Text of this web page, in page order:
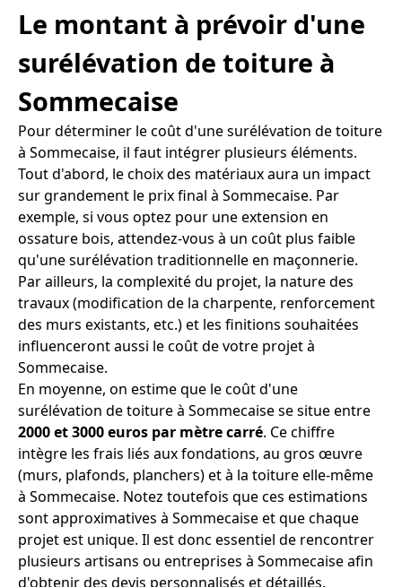
Le montant à prévoir d'une
surélévation de toiture à
Sommecaise
Pour déterminer le coût d'une surélévation de toiture
à Sommecaise, il faut intégrer plusieurs éléments.
Tout d'abord, le choix des matériaux aura un impact
sur grandement le prix final à Sommecaise. Par
exemple, si vous optez pour une extension en
ossature bois, attendez-vous à un coût plus faible
qu'une surélévation traditionnelle en maçonnerie.
Par ailleurs, la complexité du projet, la nature des
travaux (modification de la charpente, renforcement
des murs existants, etc.) et les finitions souhaitées
influenceront aussi le coût de votre projet à
Sommecaise.
En moyenne, on estime que le coût d'une
surélévation de toiture à Sommecaise se situe entre
2000 et 3000 euros par mètre carré. Ce chiffre
intègre les frais liés aux fondations, au gros œuvre
(murs, plafonds, planchers) et à la toiture elle-même
à Sommecaise. Notez toutefois que ces estimations
sont approximatives à Sommecaise et que chaque
projet est unique. Il est donc essentiel de rencontrer
plusieurs artisans ou entreprises à Sommecaise afin
d'obtenir des devis personnalisés et détaillés.